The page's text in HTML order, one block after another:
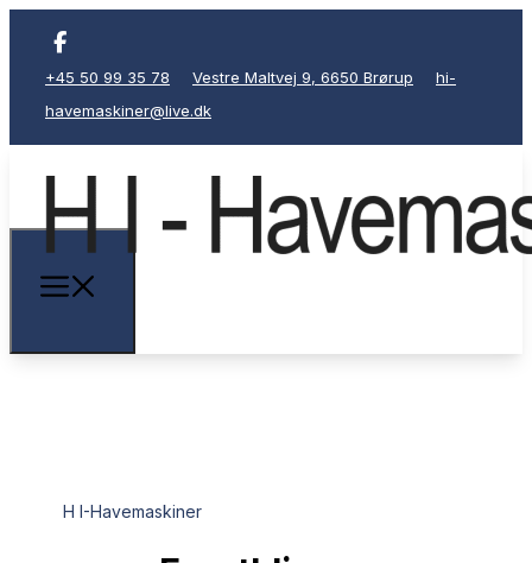
+45 50 99 35 78 Vestre Maltvej 9, 6650 Brørup
hi-
havemaskiner@live.dk
H I-Havemaskiner